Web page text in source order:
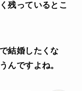
残っているとこ
結婚したくな
んですよね。